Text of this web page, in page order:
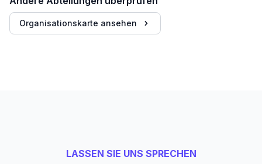
Organisationskarte ansehen
LASSEN SIE UNS SPRECHEN